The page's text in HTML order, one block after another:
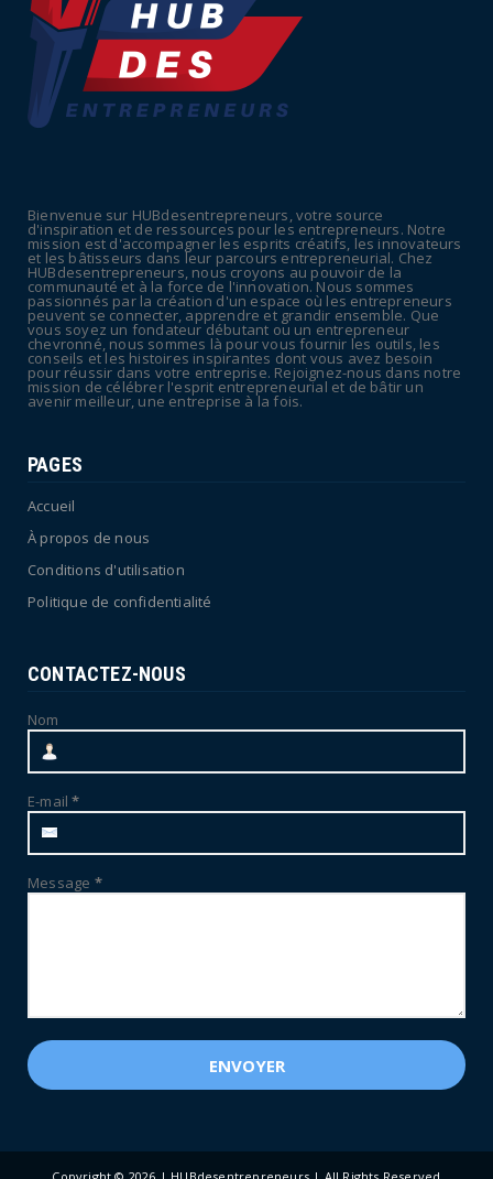
UNCATEGORIZED
Tabac : les ventes chutent, les recettes
fiscales
July 14, 2026
July 09, 2026
UNCATEGORIZED
La rentrée sera-t-elle chaude dans la
fonction publique ? Le...
July 08, 2026
Bienvenue sur HUBdesentrepreneurs, votre source
d'inspiration et de ressources pour les entrepreneurs. Notre
mission est d'accompagner les esprits créatifs, les innovateurs
et les bâtisseurs dans leur parcours entrepreneurial. Chez
HUBdesentrepreneurs, nous croyons au pouvoir de la
communauté et à la force de l'innovation. Nous sommes
passionnés par la création d'un espace où les entrepreneurs
peuvent se connecter, apprendre et grandir ensemble. Que
vous soyez un fondateur débutant ou un entrepreneur
chevronné, nous sommes là pour vous fournir les outils, les
conseils et les histoires inspirantes dont vous avez besoin
pour réussir dans votre entreprise. Rejoignez-nous dans notre
mission de célébrer l'esprit entrepreneurial et de bâtir un
avenir meilleur, une entreprise à la fois.
PAGES
Accueil
À propos de nous
Conditions d'utilisation
Politique de confidentialité
CONTACTEZ-NOUS
Nom
E-mail*
Message *